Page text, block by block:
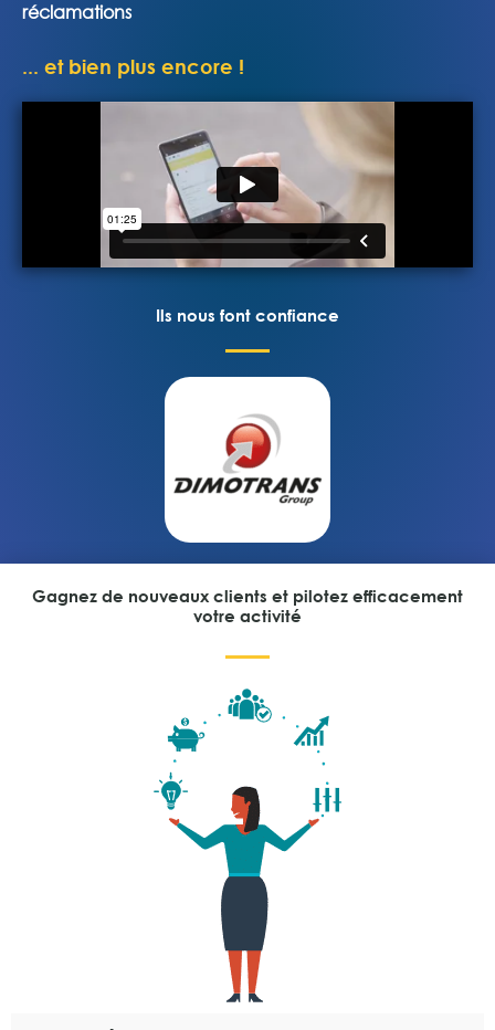
réclamations
... et bien plus encore !
Ils nous font confiance
Gagnez de nouveaux clients et pilotez efficacement
votre activité